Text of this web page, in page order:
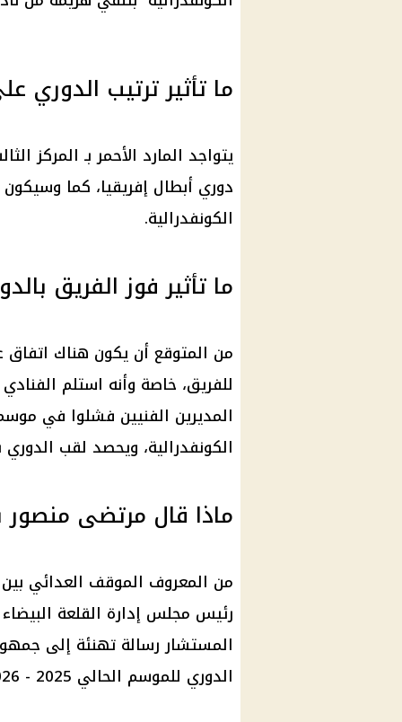
ما تأثير ترتيب الدوري
يتواجد المارد الأحمر بـ المركز
دوري أبطال إفريقيا، كما
الكونفدرالية.
ما تأثير فوز الفريق
من المتوقع أن يكون هناك اتفاق
المديرين الفنيين فشلوا في
الكونفدرالية، ويحصد لقب
ماذا قال مرتضى منصور
من المعروف الموقف العدائي
رئيس مجلس إدارة القلعة
المستشار رسالة تهنئة إلى
الدوري للموسم الحالي 2025 - 2026.